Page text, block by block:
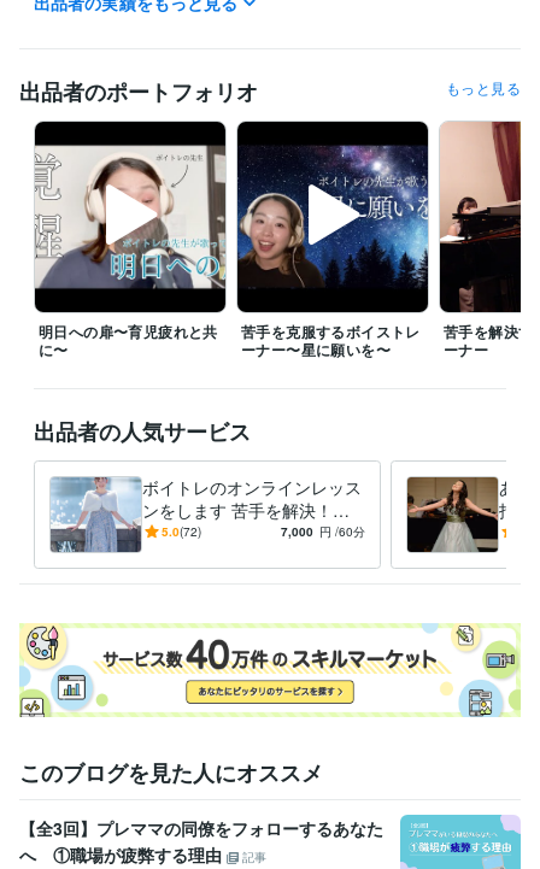
ライフスタイル・その他 / アイドル・タレント・アーティスト
ジョルジョ・ロールミ国際声楽コンクール　入選
資格・検定
中学校教諭免許 取得年 : 2018年
高等学校教諭免許 取得年 : 2018年
得意分野
音楽制作・ナレーション ボイトレ
音楽
学歴
東京学芸大学 2012年3月 ~ 2018年2月
出品者のポートフォリオ もっと見る
明日への扉〜育児疲れと共
に〜
苦手を克服するボイストレ
ーナー〜星に願いを〜
苦手を解決す
ーナー
出品者の人気サービス
ボイトレのオンラインレッス
ンをします 苦手を解決！歌
に自信をつけたい方へ
5.0(72) 7,000 円 /60分
あな
指導
で歌
このブログを見た人にオススメ
【全3回】プレママの同僚をフォローするあなた
へ ①職場が疲弊する理由
記事